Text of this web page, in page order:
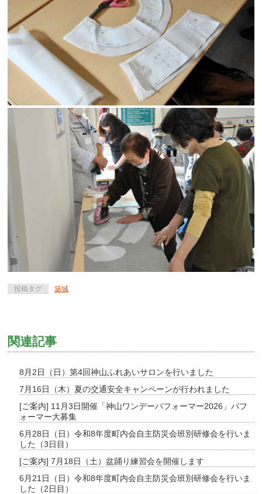
投稿タグ 築城
関連記事
8月2日（日）第4回神山ふれあいサロンを行いました
7月16日（木）夏の交通安全キャンペーンが行われました
[ご案内] 11月3日開催「神山ワンデーパフォーマー2026」パフ
ォーマー大募集
6月28日（日）令和8年度町内会自主防災会班別研修会を行いま
した（3日目）
[ご案内] 7月18日（土）盆踊り練習会を開催します
6月21日（日）令和8年度町内会自主防災会班別研修会を行いま
した（2日目）